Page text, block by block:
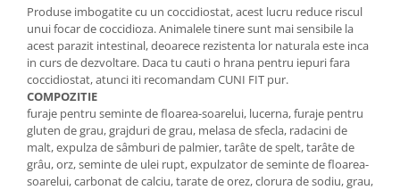
Sprayuri cicatrizante
Cărţi zootehnice
Raticide
Insecticide
Dezinfectanti
Cuști transport animale mici
Gard electric
Produse imbogatite cu un coccidiostat, acest lucru reduce riscul
unui focar de coccidioza. Animalele tinere sunt mai sensibile la
acest parazit intestinal, deoarece rezistenta lor naturala este inca
in curs de dezvoltare. Daca tu cauti o hrana pentru iepuri fara
coccidiostat, atunci iti recomandam CUNI FIT pur.
COMPOZITIE
furaje pentru seminte de floarea-soarelui, lucerna, furaje pentru
gluten de grau, grajduri de grau, melasa de sfecla, radacini de
malt, expulza de sâmburi de palmier, tarâte de spelt, tarâte de
grâu, orz, seminte de ulei rupt, expulzator de seminte de floarea-
soarelui, carbonat de calciu, tarate de orez, clorura de sodiu, grau,